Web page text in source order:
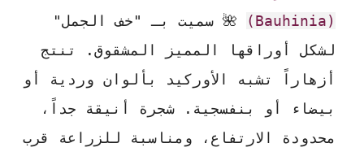
(Bauhinia)
🌺 سميت بـ "خف الجمل"
لشكل أوراقها المميز المشقوق. تنتج
أزهاراً تشبه الأوركيد بألوان وردية أو
بيضاء أو بنفسجية. شجرة أنيقة جداً،
محدودة الارتفاع، ومناسبة للزراعة قرب